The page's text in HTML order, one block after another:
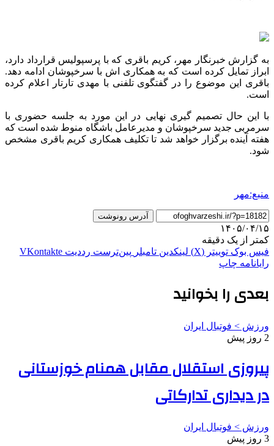
به گزارش خبرنگار مهر، کریم باقری که با پرسپولیس قرارداد دارد،
ابراز تمایل کرده است که به همکاری اش با سرخپوشان ادامه دهد.
باقری این موضوع را در گفتگوی تلفنی با مهدی تارتار اعلام کرده
است.
با این حال تصمیم گیری نهایی در این مورد به جلسه حضوری با
سرمربی جدید سرخپوشان و مدیرعامل باشگاه منوط شده است که
هفته آینده برگزار خواهد شد تا تکلیف همکاری کریم باقری مشخص
شود.
منبع:مهر
آدرس رونوشت
۱۴۰۵/۰۴/۱۵
کمتر از یک دقیقه
فیس بوک توییتر (X) لینکدین ‫تامبلر ‫پین‌ترست ‫رددیت ‫VKontakte
رایانامه چاپ
بعدی را بخوانید
ورزش > فوتبال ایران
2 روز پیش
پیروزی استقلال مقابل همنام خوزستانی
در دیداری تدارکاتی
ورزش > فوتبال ایران
3 روز پیش